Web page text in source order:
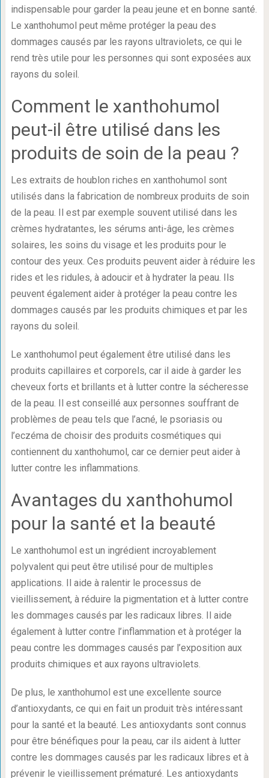
indispensable pour garder la peau jeune et en bonne santé.
Le xanthohumol peut même protéger la peau des
dommages causés par les rayons ultraviolets, ce qui le
rend très utile pour les personnes qui sont exposées aux
rayons du soleil.
Comment le xanthohumol
peut-il être utilisé dans les
produits de soin de la peau ?
Les extraits de houblon riches en xanthohumol sont
utilisés dans la fabrication de nombreux produits de soin
de la peau. Il est par exemple souvent utilisé dans les
crèmes hydratantes, les sérums anti-âge, les crèmes
solaires, les soins du visage et les produits pour le
contour des yeux. Ces produits peuvent aider à réduire les
rides et les ridules, à adoucir et à hydrater la peau. Ils
peuvent également aider à protéger la peau contre les
dommages causés par les produits chimiques et par les
rayons du soleil.
Le xanthohumol peut également être utilisé dans les
produits capillaires et corporels, car il aide à garder les
cheveux forts et brillants et à lutter contre la sécheresse
de la peau. Il est conseillé aux personnes souffrant de
problèmes de peau tels que l’acné, le psoriasis ou
l’eczéma de choisir des produits cosmétiques qui
contiennent du xanthohumol, car ce dernier peut aider à
lutter contre les inflammations.
Avantages du xanthohumol
pour la santé et la beauté
Le xanthohumol est un ingrédient incroyablement
polyvalent qui peut être utilisé pour de multiples
applications. Il aide à ralentir le processus de
vieillissement, à réduire la pigmentation et à lutter contre
les dommages causés par les radicaux libres. Il aide
également à lutter contre l’inflammation et à protéger la
peau contre les dommages causés par l’exposition aux
produits chimiques et aux rayons ultraviolets.
De plus, le xanthohumol est une excellente source
d’antioxydants, ce qui en fait un produit très intéressant
pour la santé et la beauté. Les antioxydants sont connus
pour être bénéfiques pour la peau, car ils aident à lutter
contre les dommages causés par les radicaux libres et à
prévenir le vieillissement prématuré. Les antioxydants